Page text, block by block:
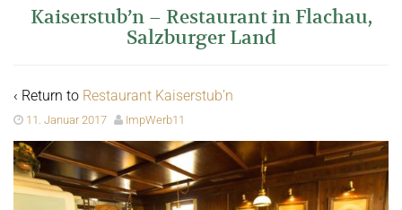
Kaiserstub’n – Restaurant in Flachau,
Salzburger Land
‹ Return to Restaurant Kaiserstub’n
11. Januar 2017 ImpWerb11